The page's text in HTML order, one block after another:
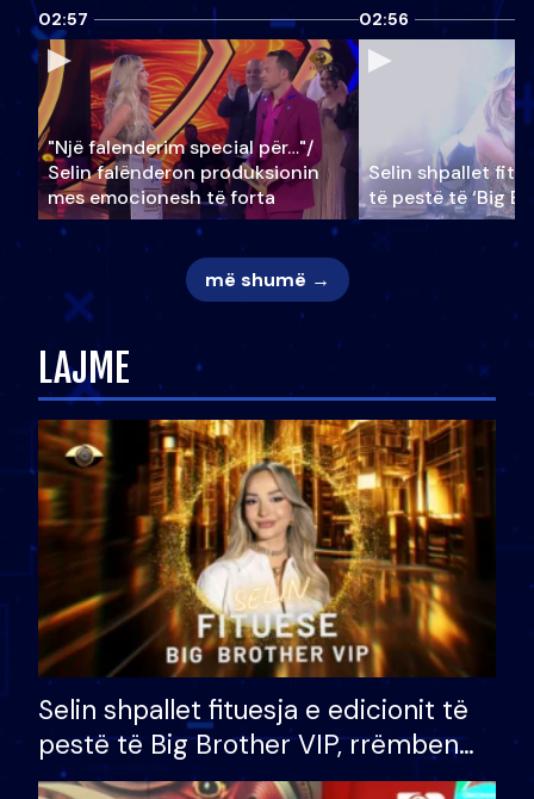
02:57
"Një falenderim special për…"/
Selin falënderon produksionin
mes emocionesh të forta
02:56
Selin shpallet
të pestë të ‘Big
më shumë →
LAJME
Selin shpallet fituesja e edicionit të
pestë të Big Brother VIP, rrëmben
çmimin e madh prej 100 mijë eurosh